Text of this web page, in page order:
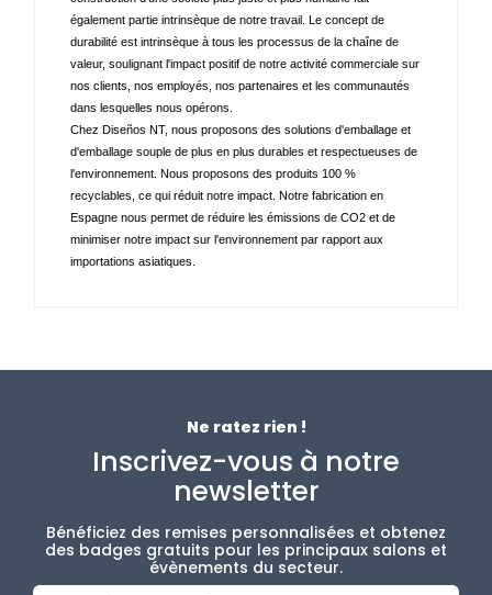
également partie intrinsèque de notre travail. Le concept de
durabilité est intrinsèque à tous les processus de la chaîne de
valeur, soulignant l'impact positif de notre activité commerciale sur
nos clients, nos employés, nos partenaires et les communautés
dans lesquelles nous opérons.
Chez Diseños NT, nous proposons des solutions d'emballage et
d'emballage souple de plus en plus durables et respectueuses de
l'environnement. Nous proposons des produits 100 %
recyclables, ce qui réduit notre impact. Notre fabrication en
Espagne nous permet de réduire les émissions de CO2 et de
minimiser notre impact sur l'environnement par rapport aux
importations asiatiques.
Ne ratez rien !
Inscrivez-vous à notre
newsletter
Bénéficiez des remises personnalisées et obtenez
des badges gratuits pour les principaux salons et
évènements du secteur.